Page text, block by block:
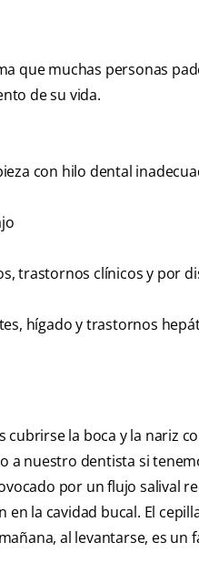
que muchas personas
de su vida.
con hilo dental
trastornos clínicos y por
hígado y trastornos
cubrirse la boca y la nariz
a nuestro dentista si
por un flujo salival
la cavidad bucal. El
al levantarse, es